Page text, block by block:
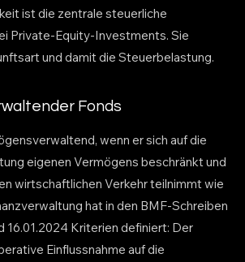
ist die zentrale steuerliche
Private-Equity-Investments. Sie
und damit die Steuerbelastung.
Fonds
wenn er sich auf die
eigenen Vermögens beschränkt und
wirtschaftlichen Verkehr teilnimmt wie
hat in den BMF-Schreiben
16.01.2024 Kriterien definiert: Der
Einflussnahme auf die